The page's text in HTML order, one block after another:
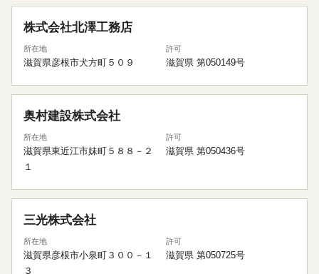
株式会社北澤工務店
所在地
滋賀県彦根市犬方町５０９
許可
滋賀県 第050149号
奥村建設株式会社
所在地
滋賀県東近江市妹町５８８－２
１
許可
滋賀県 第050436号
三光株式会社
所在地
滋賀県彦根市小泉町３００－１
３
許可
滋賀県 第050725号